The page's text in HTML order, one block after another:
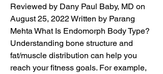
Reviewed by Dany Paul Baby, MD on
August 25, 2022 Written by Parang
Mehta What Is Endomorph Body Type?
Understanding bone structure and
fat/muscle distribution can help you
reach your fitness goals. For example,